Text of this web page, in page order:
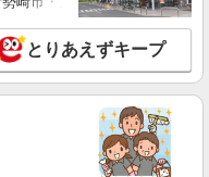
とりあえずキープ